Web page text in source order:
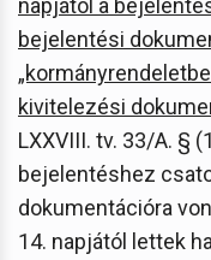
bejelentési
kivitelezési
LXXVIII. tv. 33/A. §
bejelentéshez
dokumentációra
14. napjától lettek